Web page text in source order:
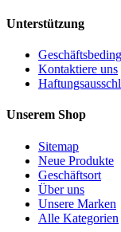
Unterstützung
Kontaktiere uns
Unserem Shop
Sitemap
Neue Produkte
Geschäftsort
Über uns
Unsere Marken
Alle Kategorien